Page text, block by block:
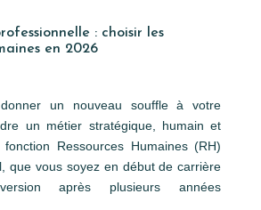
: choisir les
en 2026
un nouveau souffle à votre
un métier stratégique, humain et
Ressources Humaines (RH)
que vous soyez en début de carrière
après plusieurs années